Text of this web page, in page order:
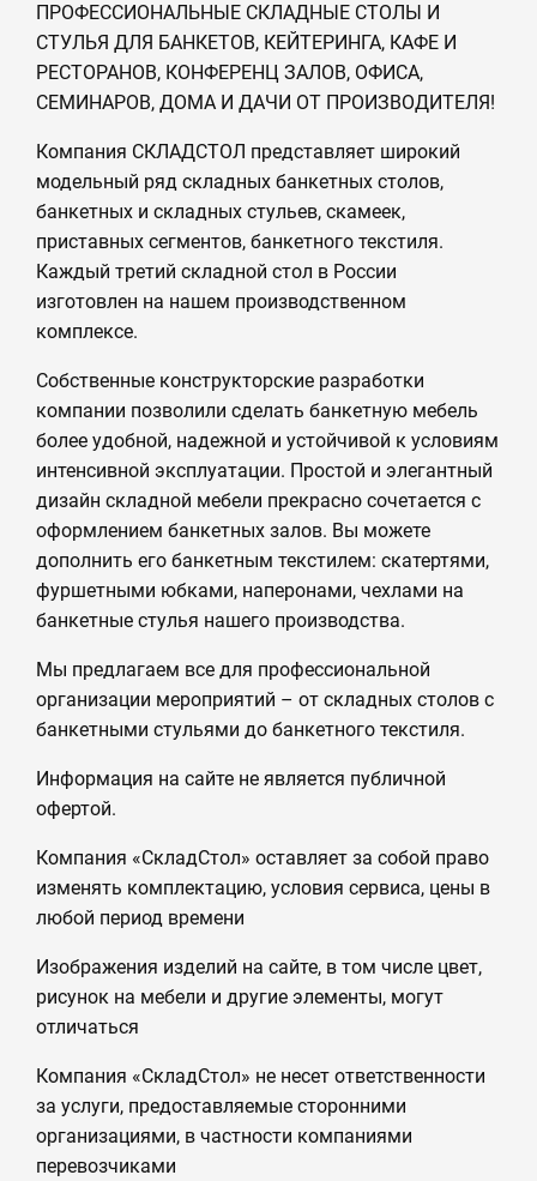
ПРОФЕССИОНАЛЬНЫЕ СКЛАДНЫЕ СТОЛЫ И
СТУЛЬЯ ДЛЯ БАНКЕТОВ, КЕЙТЕРИНГА, КАФЕ И
РЕСТОРАНОВ, КОНФЕРЕНЦ ЗАЛОВ, ОФИСА,
СЕМИНАРОВ, ДОМА И ДАЧИ ОТ ПРОИЗВОДИТЕЛЯ!
Компания СКЛАДСТОЛ представляет широкий
модельный ряд складных банкетных столов,
банкетных и складных стульев, скамеек,
приставных сегментов, банкетного текстиля.
Каждый третий складной стол в России
изготовлен на нашем производственном
комплексе.
Собственные конструкторские разработки
компании позволили сделать банкетную мебель
более удобной, надежной и устойчивой к условиям
интенсивной эксплуатации. Простой и элегантный
дизайн складной мебели прекрасно сочетается с
оформлением банкетных залов. Вы можете
дополнить его банкетным текстилем: скатертями,
фуршетными юбками, наперонами, чехлами на
банкетные стулья нашего производства.
Мы предлагаем все для профессиональной
организации мероприятий – от складных столов с
банкетными стульями до банкетного текстиля.
Информация на сайте не является публичной
офертой.
Компания «СкладСтол» оставляет за собой право
изменять комплектацию, условия сервиса, цены в
любой период времени
Изображения изделий на сайте, в том числе цвет,
рисунок на мебели и другие элементы, могут
отличаться
Компания «СкладСтол» не несет ответственности
за услуги, предоставляемые сторонними
организациями, в частности компаниями
перевозчиками